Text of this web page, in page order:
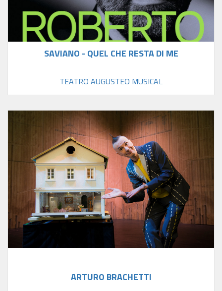
SAVIANO - QUEL CHE RESTA DI ME
TEATRO AUGUSTEO MUSICAL
ARTURO BRACHETTI